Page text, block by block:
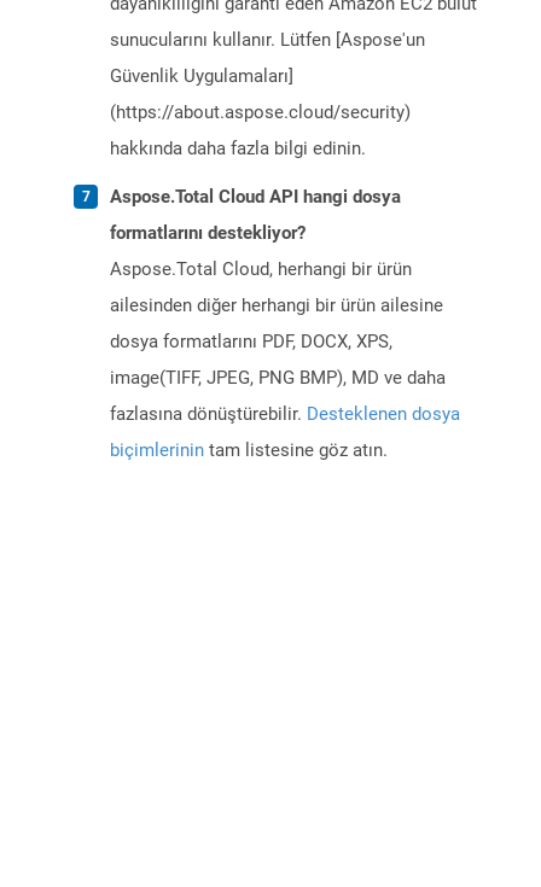
sunucularını kullanır. Lütfen [Aspose'un
Güvenlik Uygulamaları]
(https://about.aspose.cloud/security)
hakkında daha fazla bilgi edinin.
Aspose.Total Cloud API hangi dosya
formatlarını destekliyor?
Aspose.Total Cloud, herhangi bir ürün
ailesinden diğer herhangi bir ürün ailesine
dosya formatlarını PDF, DOCX, XPS,
image(TIFF, JPEG, PNG BMP), MD ve daha
fazlasına dönüştürebilir. Desteklenen dosya
biçimlerinin tam listesine göz atın.